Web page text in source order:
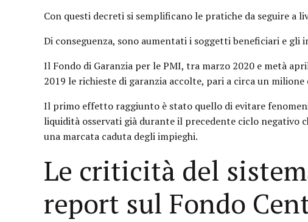
Con questi decreti si semplificano le pratiche da seguire a
Di conseguenza, sono aumentati i soggetti beneficiari e gli
Il Fondo di Garanzia per le PMI, tra marzo 2020 e metà
2019 le richieste di garanzia accolte, pari a circa un
Il primo effetto raggiunto è stato quello di evitare
liquidità osservati già durante il precedente ciclo negativo
una marcata caduta degli impieghi.
Le criticità del
report sul Fondo